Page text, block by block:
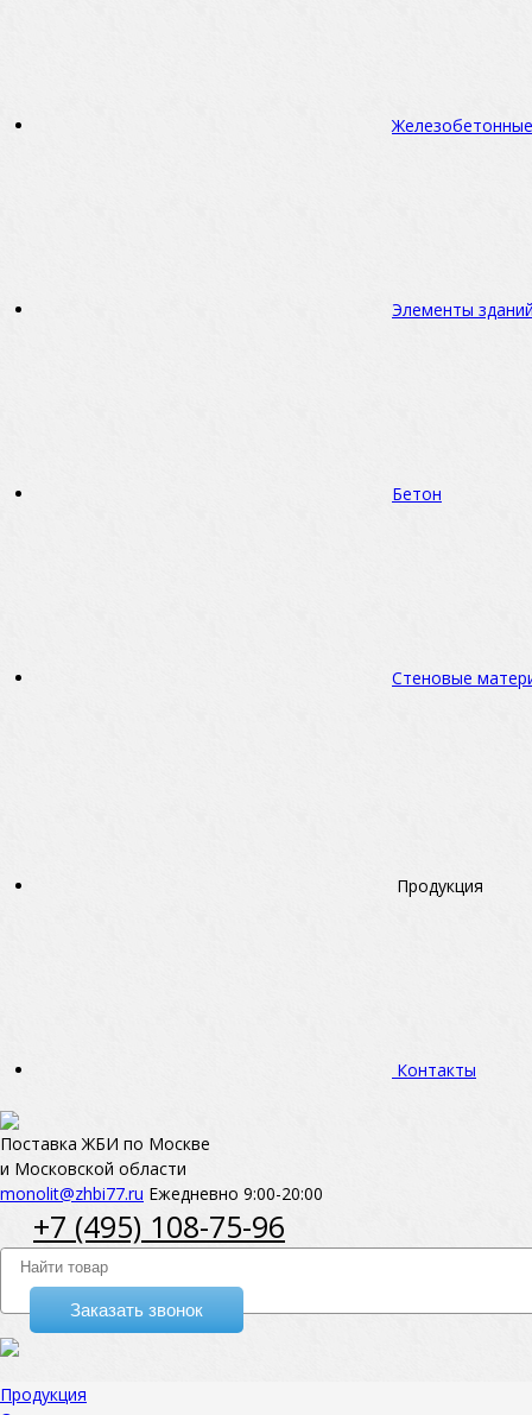
Элементы
Бетон
Стеновые
Продукция
Контакты
Поставка ЖБИ по Москве
и Московской области
monolit@zhbi77.ru Ежедневно 9:00-20:00
+7 (495) 108-75-96
Заказать звонок
Продукция